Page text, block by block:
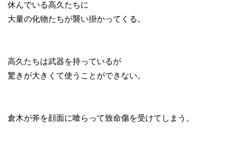
休んでいる高久たちに
大量の化物たちが襲い掛かってくる。
高久たちは武器を持っているが
驚きが大きくて使うことができない。
倉木が斧を顔面に喰らって致命傷を受けてしまう。